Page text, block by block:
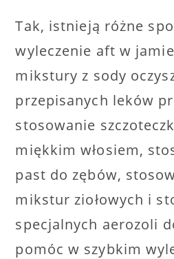
Tak, istnieją różne
wyleczenie aft w
mikstury z sody
przepisanych leków
stosowanie
miękkim włosiem,
past do zębów,
mikstur ziołowych i
specjalnych aerozoli
pomóc w szybkim